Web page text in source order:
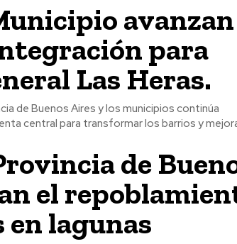
para
Las Heras.
de Buenos Aires y los municipios continúa
central para transformar los barrios y
de
el
en lagunas